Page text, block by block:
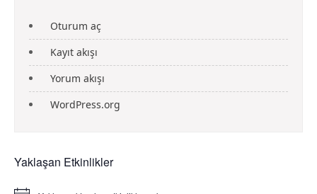
Oturum aç
Kayıt akışı
Yorum akışı
WordPress.org
Yaklaşan Etkinlikler